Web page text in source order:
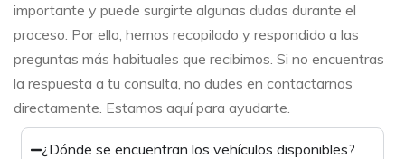
importante y puede surgirte algunas dudas durante el
proceso. Por ello, hemos recopilado y respondido a las
preguntas más habituales que recibimos. Si no encuentras
la respuesta a tu consulta, no dudes en contactarnos
directamente. Estamos aquí para ayudarte.
¿Dónde se encuentran los vehículos disponibles?